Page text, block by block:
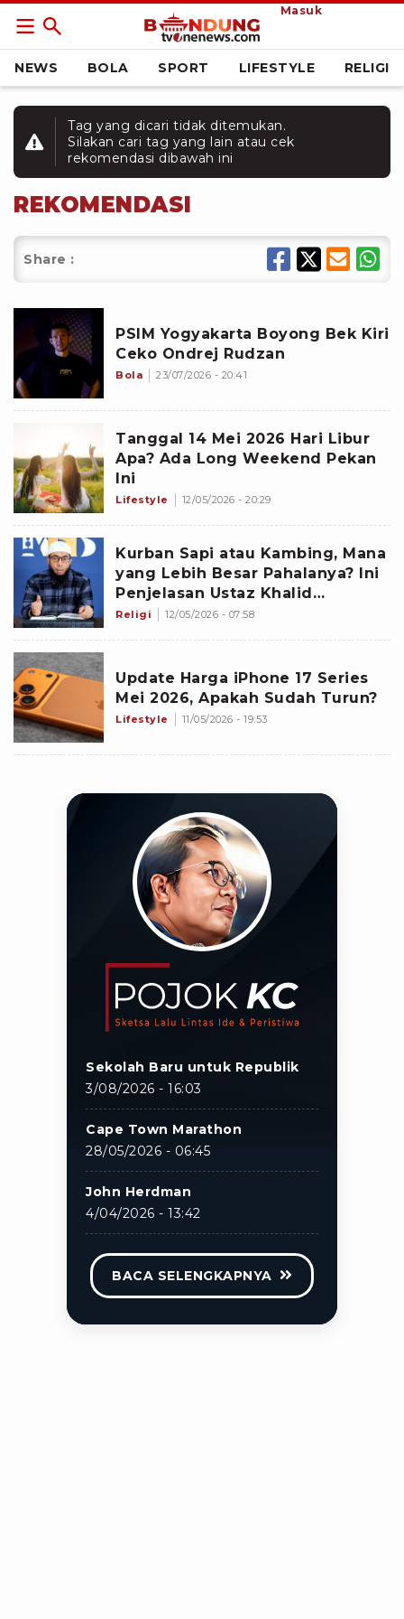
Masuk
NEWS BOLA SPORT LIFESTYLE RELIGI
Tag yang dicari tidak ditemukan.
Silakan cari tag yang lain atau cek
rekomendasi dibawah ini
REKOMENDASI
Share :
PSIM Yogyakarta Boyong Bek Kiri
Ceko Ondrej Rudzan
Bola 23/07/2026 - 20:41
Tanggal 14 Mei 2026 Hari Libur
Apa? Ada Long Weekend Pekan
Ini
Lifestyle 12/05/2026 - 20:29
Kurban Sapi atau Kambing, Mana
yang Lebih Besar Pahalanya? Ini
Penjelasan Ustaz Khalid
Basalamah
Religi 12/05/2026 - 07:58
Update Harga iPhone 17 Series
Mei 2026, Apakah Sudah Turun?
Lifestyle 11/05/2026 - 19:53
Sekolah Baru untuk Republik
3/08/2026 - 16:03
Cape Town Marathon
28/05/2026 - 06:45
John Herdman
4/04/2026 - 13:42
BACA SELENGKAPNYA